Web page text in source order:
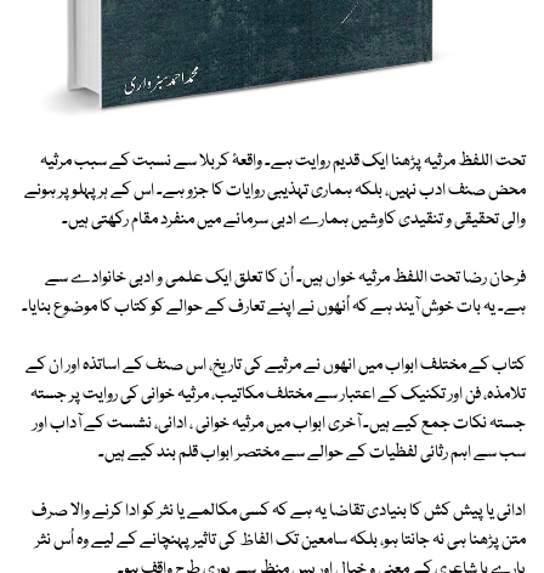
تحت اللفظ مرثیہ پڑھنا ایک قدیم روایت ہے۔ واقعۂ کربلا سے نسبت کے سبب مرثیہ
محض صنف ادب نہیں، بلکہ ہماری تہذیبی روایات کا جزو ہے۔ اس کے ہر پہلو پر ہونے
والی تحقیقی و تنقیدی کاوشیں ہمارے ادبی سرمائے میں منفرد مقام رکھتی ہیں۔
فرحان رضا تحت اللفظ مرثیہ خواں ہیں۔ اُن کا تعلق ایک علمی و ادبی خانوادے سے
ہے۔ یہ بات خوش آیند ہے کہ اُنھوں نے اپنے تعارف کے حوالے کو کتاب کا موضوع بنایا۔
کتاب کے مختلف ابواب میں انھوں نے مرثیے کی تاریخ، اس صنف کے اساتذہ اور ان کے
تلامذہ، فن اور تکنیک کے اعتبار سے مختلف مکاتیب، مرثیہ خوانی کی روایت پر جستہ
جستہ نکات جمع کیے ہیں۔ آخری ابواب میں مرثیہ خوانی ، ادائی، نشست کے آداب اور
سب سے اہم رثائی لفظیات کے حوالے سے مختصر ابواب قلم بند کیے ہیں۔
ادائی یا پیش کش کا بنیادی تقاضا یہ ہے کہ کسی مکالمے یا نثر کو ادا کرنے والا صرف
متن پڑھنا ہی نہ جانتا ہو، بلکہ سامعین تک الفاظ کی تاثیر پہنچانے کے لیے وہ اُس نثر